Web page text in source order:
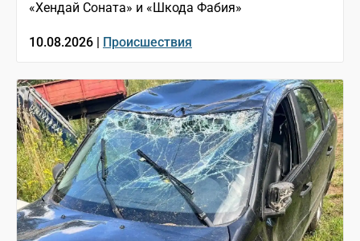
«Хендай Соната» и «Шкода Фабия»
10.08.2026 | Происшествия